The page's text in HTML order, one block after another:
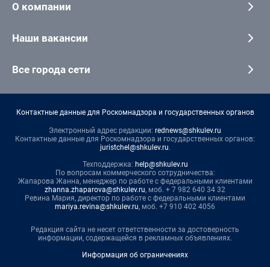
О компании
Наши вакансии
Все города сети
Контактные данные для Роскомнадзора и государственных органов
Электронный адрес редакции: rednews@shkulev.ru
Контактные данные для Роскомнадзора и государственных органов:
juristchel@shkulev.ru.
Техподдержка: help@shkulev.ru
По вопросам коммерческого сотрудничества:
Жапарова Жанна, менеджер по работе с федеральными клиентами
zhanna.zhaparova@shkulev.ru, моб. + 7 982 640 34 32
Ревина Мария, директор по работе с федеральными клиентами
mariya.revina@shkulev.ru, моб. +7 910 402 4056
Редакция сайта не несет ответственности за достоверность
информации, содержащейся в рекламных объявлениях.
Информация об ограничениях